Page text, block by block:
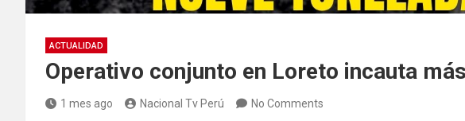
ACTUALIDAD
Operativo conjunto en Loreto incauta
1 mes ago Nacional Tv Perú No Comments